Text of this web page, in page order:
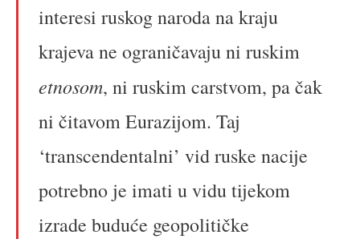
interesi ruskog naroda na kraju
krajeva ne ograničavaju ni ruskim
etnosom, ni ruskim carstvom, pa čak
ni čitavom Eurazijom. Taj
‘transcendentalni’ vid ruske nacije
potrebno je imati u vidu tijekom
izrade buduće geopolitičke